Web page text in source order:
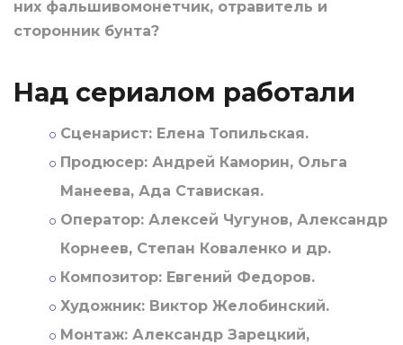
них фальшивомонетчик, отравитель и
сторонник бунта?
Над сериалом работали
Сценарист: Елена Топильская.
Продюсер: Андрей Каморин, Ольга
Манеева, Ада Ставиская.
Оператор: Алексей Чугунов, Александр
Корнеев, Степан Коваленко и др.
Композитор: Евгений Федоров.
Художник: Виктор Желобинский.
Монтаж: Александр Зарецкий,